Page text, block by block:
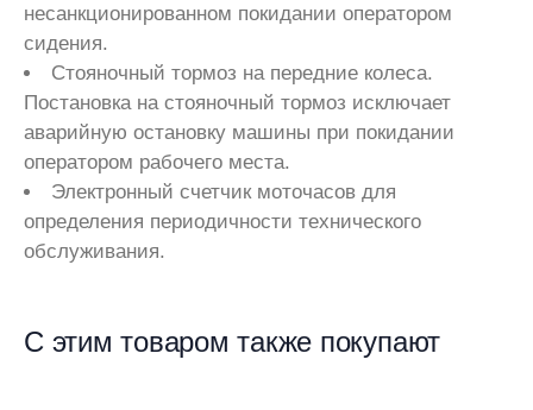
несанкционированном покидании оператором
сидения.
Стояночный тормоз на передние колеса.
Постановка на стояночный тормоз исключает
аварийную остановку машины при покидании
оператором рабочего места.
Электронный счетчик моточасов для
определения периодичности технического
обслуживания.
С этим товаром также покупают